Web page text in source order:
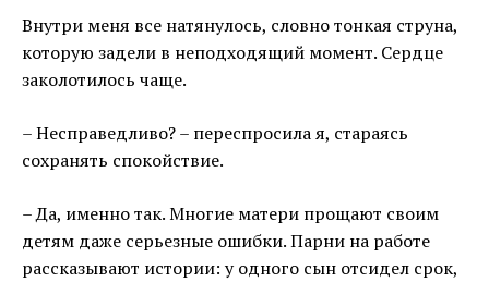
Внутри меня все натянулось, словно тонкая струна,
которую задели в неподходящий момент. Сердце
заколотилось чаще.
– Несправедливо? – переспросила я, стараясь
сохранять спокойствие.
– Да, именно так. Многие матери прощают своим
детям даже серьезные ошибки. Парни на работе
рассказывают истории: у одного сын отсидел срок,